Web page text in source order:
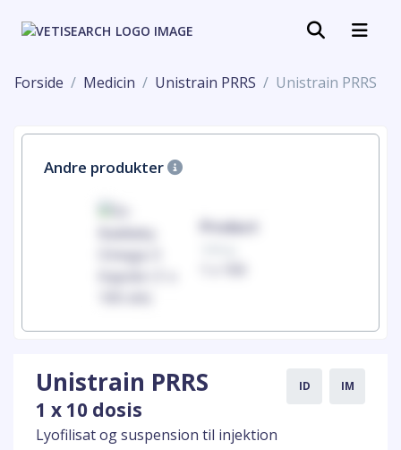
Forside Medicin Unistrain PRRS Unistrain PRRS
Andre produkter
Product
Unistrain PRRS
1 x 10 dosis
Lyofilisat og suspension til injektion
ID IM